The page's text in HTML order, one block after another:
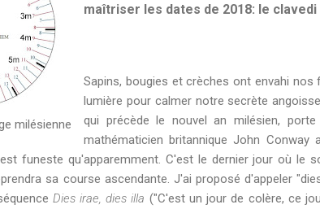
milésienne
maîtriser les dates de 2018: le
Sapins, bougies et crèches ont envahi
lumière pour calmer notre secrète
qui précède le nouvel an milésien,
mathématicien britannique John
funeste qu'apparemment. C'est le dernier jour où le
sa course ascendante. J'ai proposé d'appeler
Dies irae, dies illa ("C'est un jour de colère, ce